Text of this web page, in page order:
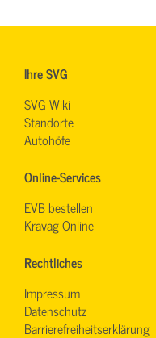
Ihre SVG
SVG-Wiki
Standorte
Autohöfe
Online-Services
EVB bestellen
Kravag-Online
Rechtliches
Impressum
Datenschutz
Barrierefreiheitserklärung